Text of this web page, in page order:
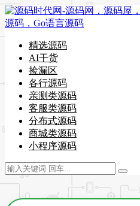
精选源码
AI干货
捡漏区
各行源码
亲测类源码
客服类源码
分布式源码
商城类源码
小程序源码